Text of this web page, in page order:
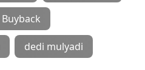
Buyback
dedi mulyadi